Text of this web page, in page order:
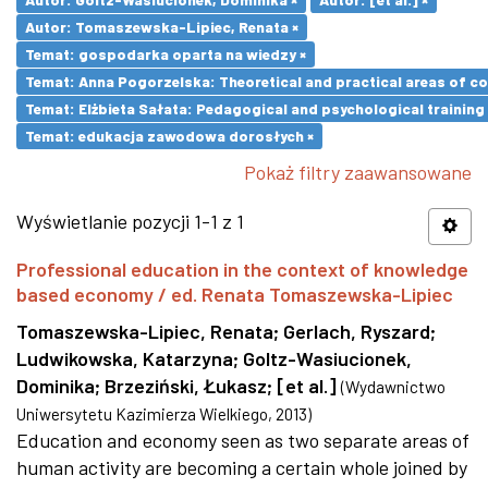
Autor: Tomaszewska-Lipiec, Renata ×
Temat: gospodarka oparta na wiedzy ×
Temat: Anna Pogorzelska: Theoretical and practical areas of
Temat: Elżbieta Sałata: Pedagogical and psychological
Temat: edukacja zawodowa dorosłych ×
Pokaż filtry zaawansowane
Wyświetlanie pozycji 1-1 z 1
Professional education in the context of knowledge
based economy / ed. Renata Tomaszewska-Lipiec
Tomaszewska-Lipiec, Renata; Gerlach, Ryszard;
Ludwikowska, Katarzyna; Goltz-Wasiucionek,
Dominika; Brzeziński, Łukasz; [et al.] (Wydawnictwo
Uniwersytetu Kazimierza Wielkiego, 2013)
Education and economy seen as two separate areas of
human activity are becoming a certain whole joined by